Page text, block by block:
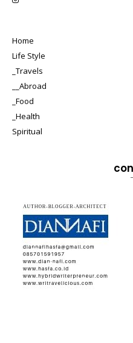
Home
Life Style
_Travels
__Abroad
_Food
_Health
Spiritual